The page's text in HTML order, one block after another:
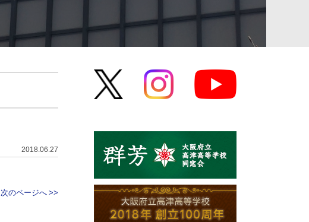
2018.06.27
次のページへ >>